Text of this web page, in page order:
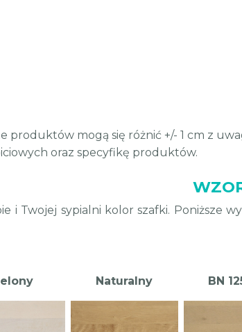
produktów mogą się różnić +/- 1 cm z
oraz specyfikę produktów.
i Twojej sypialni kolor szafki. Poniższe
Naturalny BN